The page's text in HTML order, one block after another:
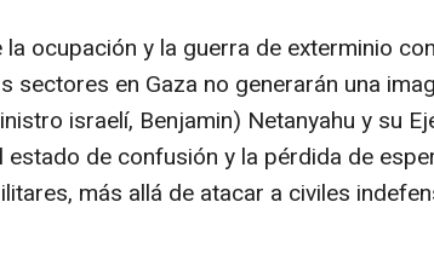
ocupación y la guerra de exterminio
sectores en Gaza no generarán una
israelí, Benjamin) Netanyahu y su
estado de confusión y la pérdida de
más allá de atacar a civiles